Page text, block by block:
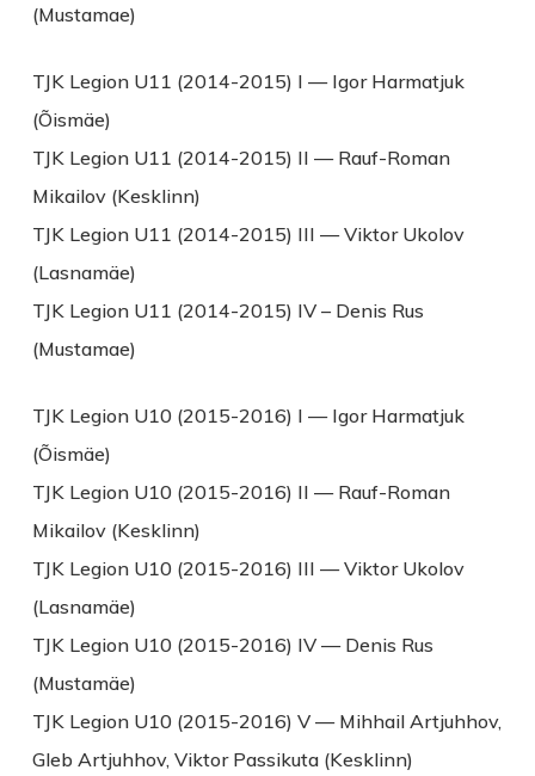
(Mustamae)
TJK Legion U11 (2014-2015) I — Igor Harmatjuk
(Õismäe)
TJK Legion U11 (2014-2015) II — Rauf-Roman
Mikailov (Kesklinn)
TJK Legion U11 (2014-2015) III — Viktor Ukolov
(Lasnamäe)
TJK Legion U11 (2014-2015) IV – Denis Rus
(Mustamae)
TJK Legion U10 (2015-2016) I — Igor Harmatjuk
(Õismäe)
TJK Legion U10 (2015-2016) II — Rauf-Roman
Mikailov (Kesklinn)
TJK Legion U10 (2015-2016) III — Viktor Ukolov
(Lasnamäe)
TJK Legion U10 (2015-2016) IV — Denis Rus
(Mustamäe)
TJK Legion U10 (2015-2016) V — Mihhail Artjuhhov,
Gleb Artjuhhov, Viktor Passikuta (Kesklinn)